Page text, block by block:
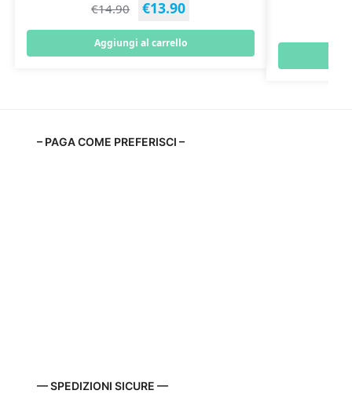
€14.90 €13.90
Aggiungi al carrello
– PAGA COME PREFERISCI –
— SPEDIZIONI SICURE —